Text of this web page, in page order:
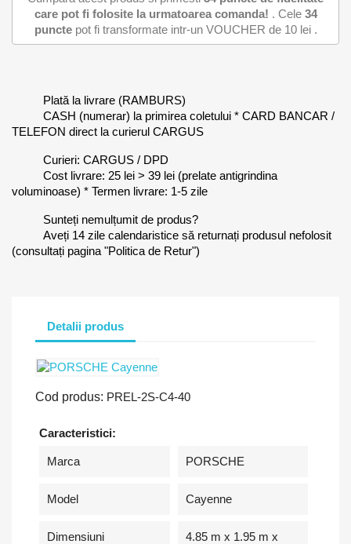
care pot fi folosite la urmatoarea comanda! . Cele 34
punctepot fi transformate intr-un VOUCHER de 10 lei.
Plată la livrare (RAMBURS)
CASH (numerar) la primirea coletului * CARD BANCAR /
TELEFON direct la curierul CARGUS
Curieri: CARGUS / DPD
Cost livrare: 25 lei > 39 lei (prelate antigrindina
voluminoase) * Termen livrare: 1-5 zile
Sunteți nemulțumit de produs?
Aveți 14 zile calendaristice să returnați produsul nefolosit
(consultați pagina "Politica de Retur")
Detalii produs
Cod produs: PREL-2S-C4-40
Caracteristici:
Marca PORSCHE
Model Cayenne
Dimensiuni
4.85 m x 1.95 m x